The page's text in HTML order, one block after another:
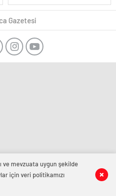
Gazetesi
ve mevzuata uygun şekilde
için veri politikamızı